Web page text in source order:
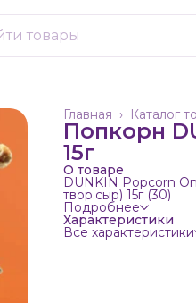
Каталог
Главная ›
Попкорн
15г
О товаре
DUNKIN Popcorn
твор.сыр) 15г (30)
Подробнее
Характеристики
Все характеристики